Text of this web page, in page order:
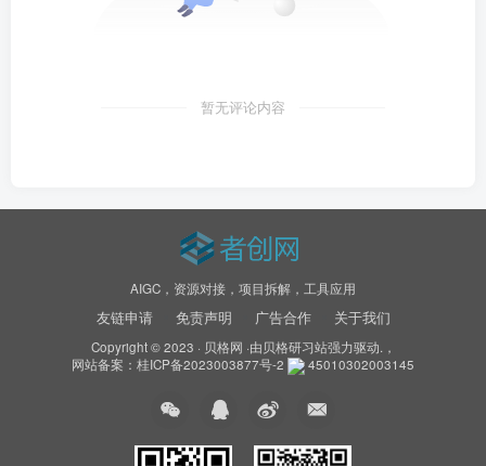
暂无评论内容
AIGC，资源对接，项目拆解，工具应用
友链申请 免责声明 广告合作 关于我们
Copyright © 2023 · 贝格网 ·由贝格研习站强力驱动.，
网站备案： 桂ICP备2023003877号-2 45010302003145